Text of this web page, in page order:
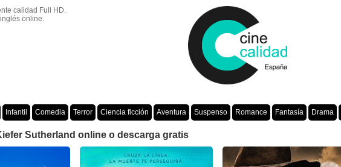
calidad Full HD.
online.
Infantil Comedia Terror Ciencia ficción Aventura Suspenso Romance Fantasía Drama
Sutherland online o descarga gratis